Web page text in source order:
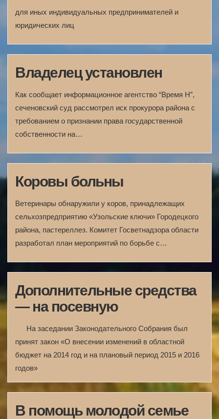
для иных индивидуальных предпринимателей и
юридических лиц
Владелец установлен
Как сообщает информационное агентство “Время Н”,
сеченовский суд рассмотрел иск прокурора района с
требованием о признании права государственной
собственности на…
Коровы больны
Ветеринары обнаружили у коров, принадлежащих
сельхозпредприятию «Узольские ключи» Городецкого
района, пастереллез. Комитет Госветнадзора области
разработал план мероприятий по борьбе с…
Дополнительные средства
— на посевную
На заседании Законодательного Собрания был
принят закон «О внесении изменений в областной
бюджет на 2014 год и на плановый период 2015 и 2016
годов»
В помощь молодой семье